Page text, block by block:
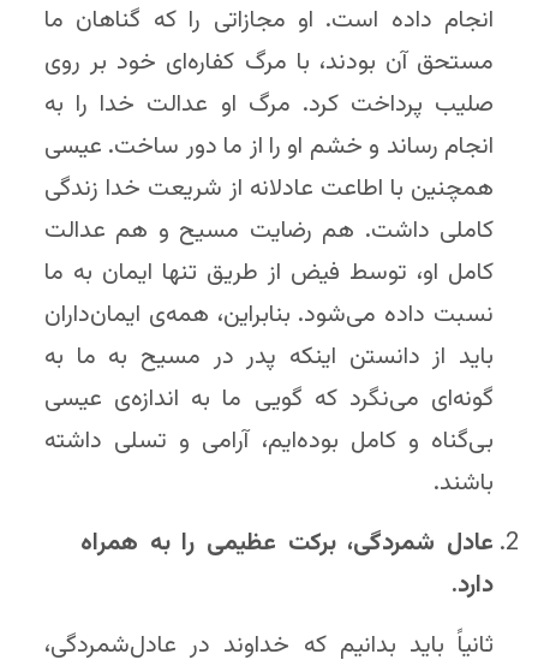
انجام داده است. او مجازاتی را که گناهان ما
مستحق آن بودند، با مرگ کفاره‌ای خود بر روی
صلیب پرداخت کرد. مرگ او عدالت خدا را به‌
انجام رساند و خشم او را از ما دور ساخت. عیسی
همچنین با اطاعت عادلانه از شریعت خدا زندگی
کاملی داشت. هم رضایت مسیح و هم عدالت
کامل او، توسط فیض از طریق تنها ایمان به ما
نسبت داده می‌شود. بنابراین، همه‌ی ایمان‌داران
باید از دانستن اینکه پدر در مسیح به ما به
گونه‌ای می‌نگرد که گویی ما به اندازه‌ی عیسی
بی‌گناه و کامل بوده‌ایم، آرامی و تسلی داشته
باشند.
عادل شمرد‌گی، برکت عظیمی را به همراه
دارد.
ثانیاً باید بدانیم که خداوند در عادل‌شمردگی،